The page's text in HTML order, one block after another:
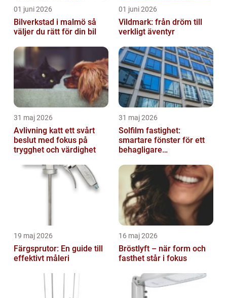
01 juni 2026
Bilverkstad i malmö så
väljer du rätt för din bil
01 juni 2026
Vildmark: från dröm till
verkligt äventyr
31 maj 2026
Avlivning katt ett svårt
beslut med fokus på
trygghet och värdighet
31 maj 2026
Solfilm fastighet:
smartare fönster för ett
behagligare
19 maj 2026
Färgsprutor: En guide till
effektivt måleri
16 maj 2026
Bröstlyft – när form och
fasthet står i fokus